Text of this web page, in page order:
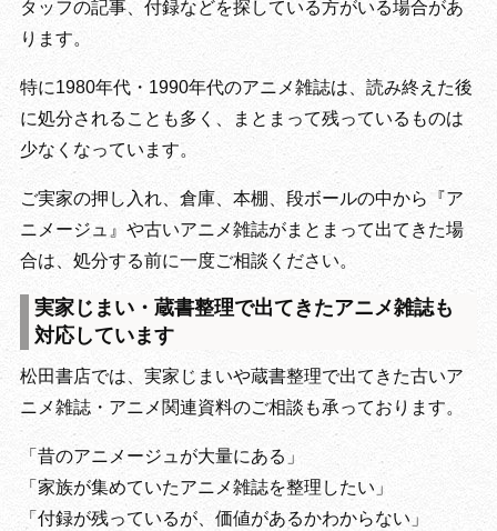
タッフの記事、付録などを探している方がいる場合があ
ります。
特に1980年代・1990年代のアニメ雑誌は、読み終えた後
に処分されることも多く、まとまって残っているものは
少なくなっています。
ご実家の押し入れ、倉庫、本棚、段ボールの中から『ア
ニメージュ』や古いアニメ雑誌がまとまって出てきた場
合は、処分する前に一度ご相談ください。
実家じまい・蔵書整理で出てきたアニメ雑誌も
対応しています
松田書店では、実家じまいや蔵書整理で出てきた古いア
ニメ雑誌・アニメ関連資料のご相談も承っております。
「昔のアニメージュが大量にある」
「家族が集めていたアニメ雑誌を整理したい」
「付録が残っているが、価値があるかわからない」